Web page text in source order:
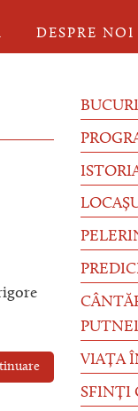
DESPRE NOI
PUTNEI
VIAȚA
SFINȚI